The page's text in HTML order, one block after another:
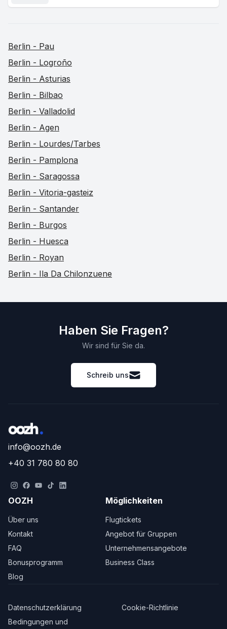
Berlin - Pau
Berlin - Logroño
Berlin - Asturias
Berlin - Bilbao
Berlin - Valladolid
Berlin - Agen
Berlin - Lourdes/Tarbes
Berlin - Pamplona
Berlin - Saragossa
Berlin - Vitoria-gasteiz
Berlin - Santander
Berlin - Burgos
Berlin - Huesca
Berlin - Royan
Berlin - Ila Da Chilonzuene
Haben Sie Fragen?
Wir sind für Sie da.
Schreib uns
info@oozh.de
+40 31 780 80 80
OOZH
Über uns
Kontakt
FAQ
Bonusprogramm
Blog
Möglichkeiten
Flugtickets
Angebot für Gruppen
Unternehmensangebote
Business Class
Datenschutzerklärung
Cookie-Richtlinie
Bedingungen und